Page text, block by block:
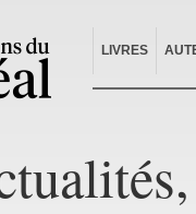
LIVRES